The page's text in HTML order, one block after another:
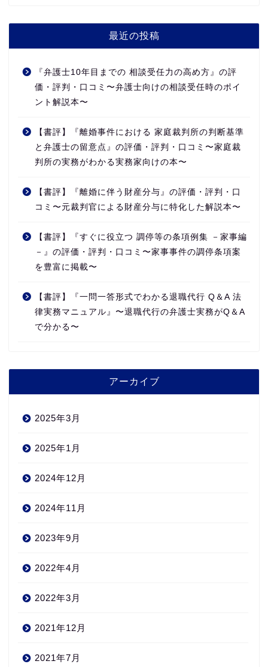
最近の投稿
『弁護士10年目までの 相談受任力の高め方』の評
価・評判・口コミ〜弁護士向けの相談受任時のポイ
ント解説本〜
【書評】『離婚事件における 家庭裁判所の判断基準
と弁護士の留意点』の評価・評判・口コミ〜家庭裁
判所の実務がわかる実務家向けの本〜
【書評】『離婚に伴う財産分与』の評価・評判・口
コミ〜元裁判官による財産分与に特化した解説本〜
【書評】『すぐに役立つ 調停等の条項例集 －家事編
－』の評価・評判・口コミ〜家事事件の調停条項案
を豊富に掲載〜
【書評】『一問一答形式でわかる退職代行 Q＆A 法
律実務マニュアル』〜退職代行の弁護士実務がQ＆A
で分かる〜
アーカイブ
2025年3月
2025年1月
2024年12月
2024年11月
2023年9月
2022年4月
2022年3月
2021年12月
2021年7月